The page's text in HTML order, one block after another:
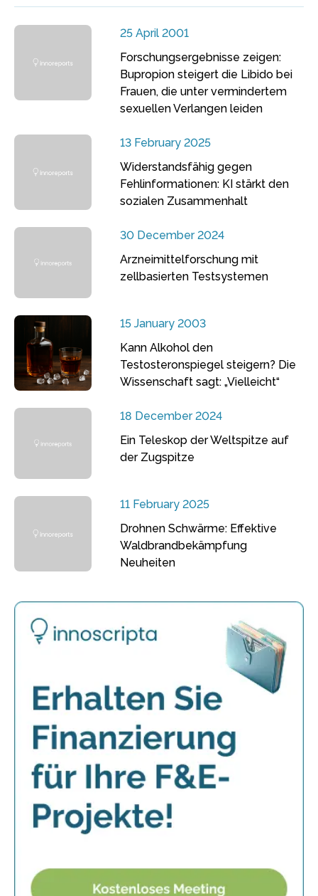
25 April 2001
Forschungsergebnisse zeigen:
Bupropion steigert die Libido bei
Frauen, die unter vermindertem
sexuellen Verlangen leiden
13 February 2025
Widerstandsfähig gegen
Fehlinformationen: KI stärkt den
sozialen Zusammenhalt
30 December 2024
Arzneimittelforschung mit
zellbasierten Testsystemen
15 January 2003
Kann Alkohol den
Testosteronspiegel steigern? Die
Wissenschaft sagt: „Vielleicht“
18 December 2024
Ein Teleskop der Weltspitze auf
der Zugspitze
11 February 2025
Drohnen Schwärme: Effektive
Waldbrandbekämpfung
Neuheiten